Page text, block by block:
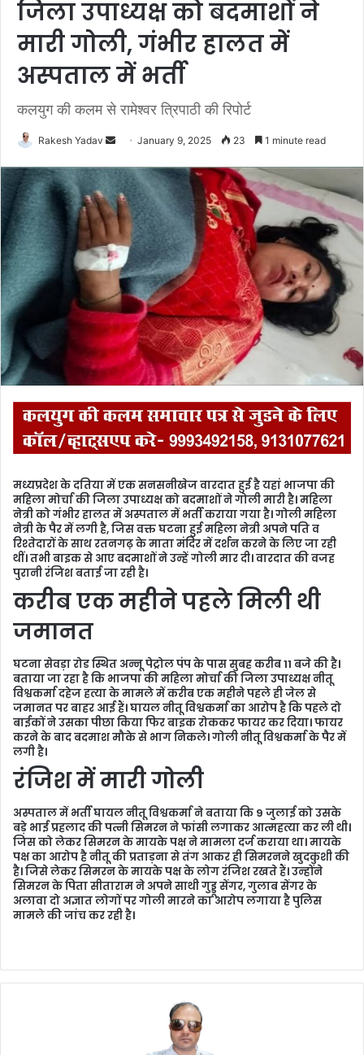
जिला उपाध्यक्ष को बदमाशों ने
मारी गोली, गंभीर हालत में
अस्पताल में भर्ती
कलयुग की कलम से रामेश्वर त्रिपाठी की रिपोर्ट
Rakesh Yadav
d
a
n
e
m
a
i
l
January 9, 2025 23 1 minute read
मध्यप्रदेश के दतिया में एक सनसनीखेज वारदात हुई है यहां भाजपा की
महिला मोर्चा की जिला उपाध्यक्ष को बदमाशों ने गोली मारी है। महिला
नेत्री को गंभीर हालत में अस्पताल में भर्ती कराया गया है। गोली महिला
नेत्री के पैर में लगी है, जिस वक्त घटना हुई महिला नेत्री अपने पति व
रिश्तेदारों के साथ रतनगढ़ के माता मंदिर में दर्शन करने के लिए जा रही
थीं। तभी बाइक से आए बदमाशों ने उन्हें गोली मार दी। वारदात की वजह
पुरानी रंजिश बताई जा रही है।
करीब एक महीने पहले मिली थी
जमानत
घटना सेवड़ा रोड स्थित अन्नू पेट्रोल पंप के पास सुबह करीब 11 बजे की है।
बताया जा रहा है कि भाजपा की महिला मोर्चा की जिला उपाध्यक्ष नीतू
विश्वकर्मा दहेज हत्या के मामले में करीब एक महीने पहले ही जेल से
जमानत पर बाहर आई हैं। घायल नीतू विश्वकर्मा का आरोप है कि पहले दो
बाईकों ने उसका पीछा किया फिर बाइक रोककर फायर कर दिया। फायर
करने के बाद बदमाश मौके से भाग निकले। गोली नीतू विश्वकर्मा के पैर में
लगी है।
रंजिश में मारी गोली
अस्पताल में भर्ती घायल नीतू विश्वकर्मा ने बताया कि 9 जुलाई को उसके
बड़े भाई प्रहलाद की पत्नी सिमरन ने फांसी लगाकर आत्महत्या कर ली थी।
जिस को लेकर सिमरन के मायके पक्ष ने मामला दर्ज कराया था। मायके
पक्ष का आरोप है नीतू की प्रताड़ना से तंग आकर ही सिमरनने खुदकुशी की
है। जिसे लेकर सिमरन के मायके पक्ष के लोग रंजिश रखते हैं। उन्होंने
सिमरन के पिता सीताराम ने अपने साथी गुड्डू सेंगर, गुलाब सेंगर के
अलावा दो अज्ञात लोगों पर गोली मारने का आरोप लगाया है पुलिस
मामले की जांच कर रही है।